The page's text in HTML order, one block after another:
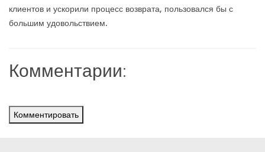
клиентов и ускорили процесс возврата, пользовался бы с
большим удовольствием.
Комментарии:
Комментировать